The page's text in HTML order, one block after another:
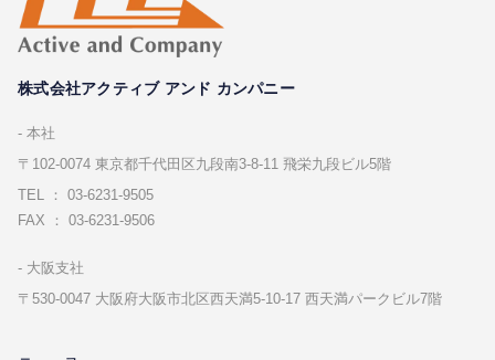
株式会社アクティブ アンド カンパニー
本社
〒102-0074 東京都千代⽥区九段南3-8-11 飛栄九段ビル5階
TEL ： 03-6231-9505
FAX ： 03-6231-9506
⼤阪⽀社
〒530-0047 ⼤阪府⼤阪市北区⻄天満5-10-17 ⻄天満パークビル7階